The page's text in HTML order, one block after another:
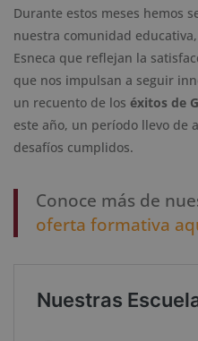
Durante estos meses hemos
nuestra comunidad
Esneca que reflejan la
que nos impulsan a seguir
un recuento de los éxitos de
este año, un período llevo de
desafíos cumplidos.
Conoce más de
oferta formativa